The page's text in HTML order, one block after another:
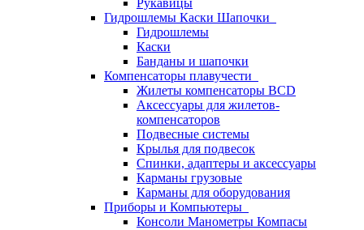
Рукавицы
Гидрошлемы Каски Шапочки
Гидрошлемы
Каски
Банданы и шапочки
Компенсаторы плавучести
Жилеты компенсаторы BCD
Аксессуары для жилетов-
компенсаторов
Подвесные системы
Крылья для подвесок
Спинки, адаптеры и аксессуары
Карманы грузовые
Карманы для оборудования
Приборы и Компьютеры
Консоли Манометры Компасы